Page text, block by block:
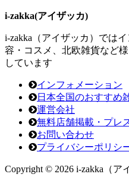
i-zakka(アイザッカ)
i-zakka（アイザッカ）では
容・コスメ、北欧雑貨など
しています
インフォメーション
日本全国のおすすめ
運営会社
無料店舗掲載・プレ
お問い合わせ
プライバシーポリシ
Copyright © 2026 i-zakka（ア